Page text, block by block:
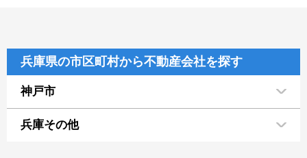
兵庫県の市区町村から不動産会社を探す
神戸市
兵庫その他